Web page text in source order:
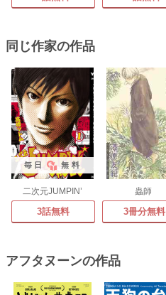
同じ作家の作品
毎日 無料
二次元JUMPIN’
3話無料
蟲師
3冊分無料
アフタヌーンの作品